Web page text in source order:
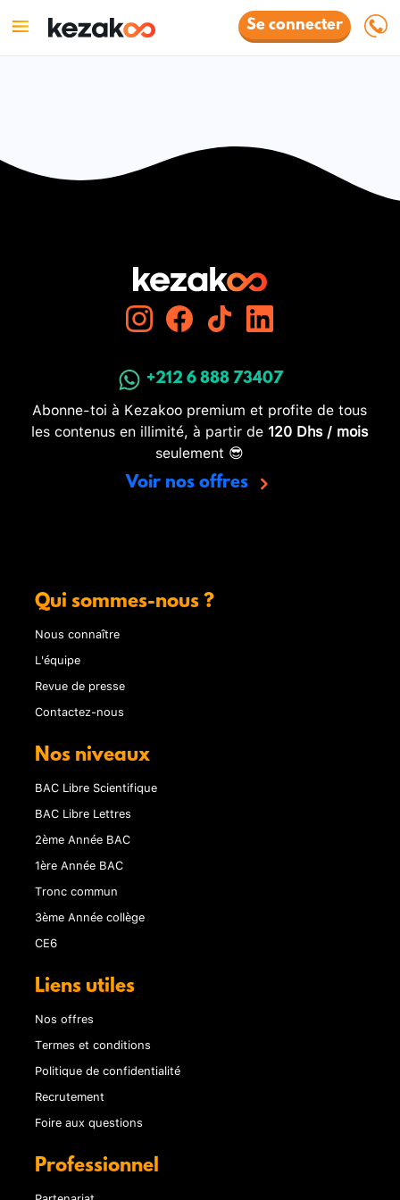
Se connecter
+212 6 888 73407
Abonne-toi à Kezakoo premium et profite de tous
les contenus en illimité, à partir de 120 Dhs / mois
seulement 😎
Voir nos offres
Qui sommes-nous ?
Nous connaître
L'équipe
Revue de presse
Contactez-nous
Nos niveaux
BAC Libre Scientifique
BAC Libre Lettres
2ème Année BAC
1ère Année BAC
Tronc commun
3ème Année collège
CE6
Liens utiles
Nos offres
Termes et conditions
Politique de confidentialité
Recrutement
Foire aux questions
Professionnel